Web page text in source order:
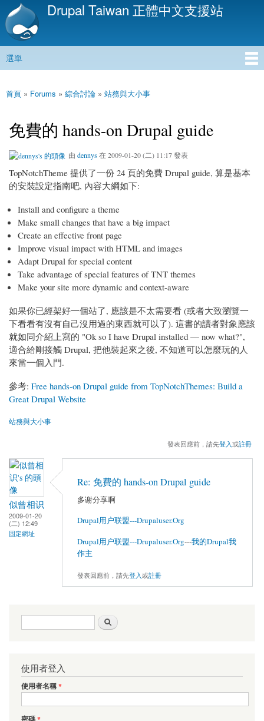
移
內
Drupal Taiwan 正體中文支援站
主選單
選單
您在這裡
首頁 » Forums » 綜合討論 » 站務與大小事
免費的 hands-on Drupal guide
由 dennys 在 2009-01-20 (二) 11:17 發表
TopNotchTheme 提供了一份 24 頁的免費 Drupal guide, 算是基本
的安裝設定指南吧, 內容大綱如下:
Install and configure a theme
Make small changes that have a big impact
Create an effective front page
Improve visual impact with HTML and images
Adapt Drupal for special content
Take advantage of special features of TNT themes
Make your site more dynamic and context-aware
如果你已經架好一個站了, 應該是不太需要看 (或者大致瀏覽一
下看看有沒有自己沒用過的東西就可以了). 這書的讀者對象應該
就如同介紹上寫的 "Ok so I have Drupal installed — now what?",
適合給剛接觸 Drupal, 把他裝起來之後, 不知道可以怎麼玩的人
來當一個入門.
參考: Free hands-on Drupal guide from TopNotchThemes: Build a
Great Drupal Website
站務與大小事
發表回應前，請先登入或註冊
似曾相识
2009-01-20
(二) 12:49
固定網址
Re: 免費的 hands-on Drupal guide
多谢分享啊
Drupal用户联盟---Drupaluser.Org
Drupal用户联盟---Drupaluser.Org---我的Drupal我
作主
發表回應前，請先登入或註冊
搜尋表單
使用者登入
使用者名稱*